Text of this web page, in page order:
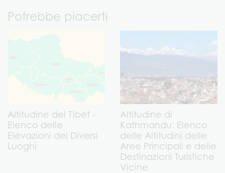
Potrebbe piacerti
Altitudine del Tibet -
Elenco delle
Elevazioni dei Diversi
Luoghi
Altitudine di
Kathmandu: Elenco
delle Altitudini delle
Aree Principali e delle
Destinazioni Turistiche
Vicine